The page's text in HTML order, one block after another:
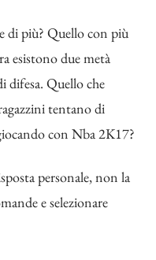
di più? Quello con più
esistono due metà
difesa. Quello che
tentano di
con Nba 2K17?
personale, non la
e selezionare